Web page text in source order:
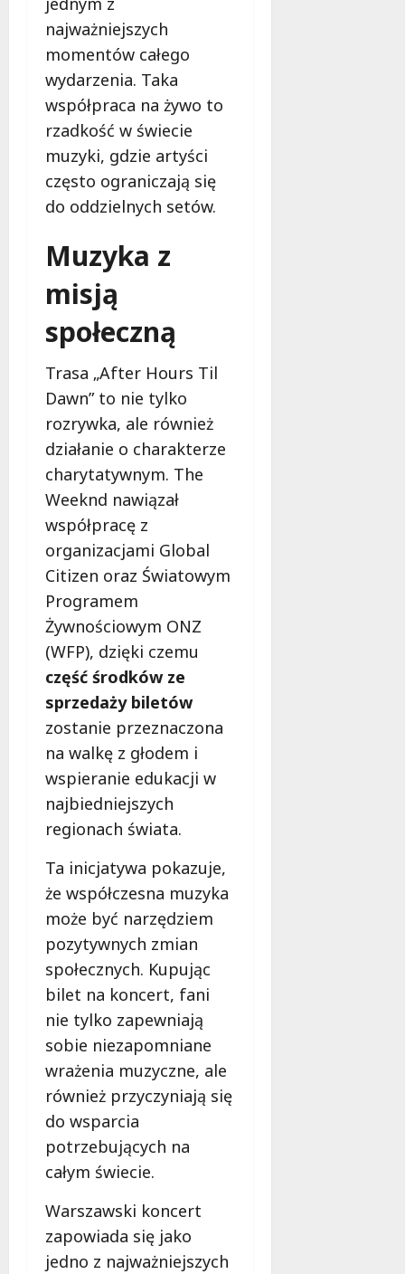
najważniejszych
momentów całego
wydarzenia. Taka
współpraca na żywo to
rzadkość w świecie
muzyki, gdzie artyści
często ograniczają się
do oddzielnych setów.
Muzyka z
misją
społeczną
Trasa „After Hours Til
Dawn” to nie tylko
rozrywka, ale również
działanie o charakterze
charytatywnym. The
Weeknd nawiązał
współpracę z
organizacjami Global
Citizen oraz Światowym
Programem
Żywnościowym ONZ
(WFP), dzięki czemu
część środków ze
sprzedaży biletów
zostanie przeznaczona
na walkę z głodem i
wspieranie edukacji w
najbiedniejszych
regionach świata.
Ta inicjatywa pokazuje,
że współczesna muzyka
może być narzędziem
pozytywnych zmian
społecznych. Kupując
bilet na koncert, fani
nie tylko zapewniają
sobie niezapomniane
wrażenia muzyczne, ale
również przyczyniają się
do wsparcia
potrzebujących na
całym świecie.
Warszawski koncert
zapowiada się jako
jedno z najważniejszych